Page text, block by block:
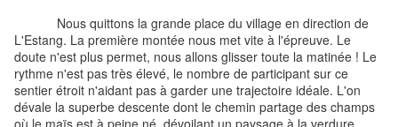
Nous quittons la grande place du village en direction de
L'Estang. La première montée nous met vite à l'épreuve. Le
doute n'est plus permet, nous allons glisser toute la matinée ! Le
rythme n'est pas très élevé, le nombre de participant sur ce
sentier étroit n'aidant pas à garder une trajectoire idéale. L'on
dévale la superbe descente dont le chemin partage des champs